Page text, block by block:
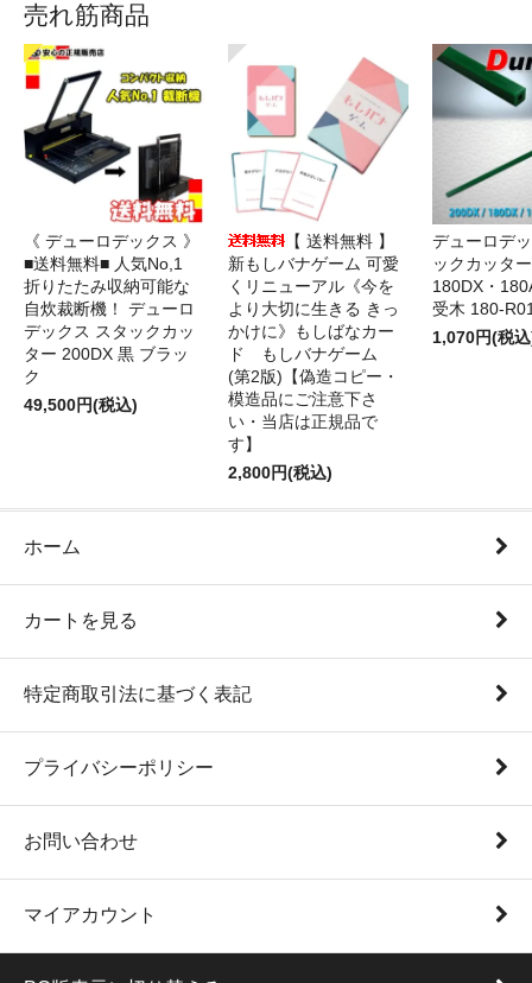
売れ筋商品
《 デューロデックス 》
■送料無料■ 人気No,1
折りたたみ収納可能な
自炊裁断機！ デューロ
デックス スタックカッ
ター 200DX 黒 ブラッ
ク
49,500円(税込)
【 送料無料 】
新もしバナゲーム 可愛
くリニューアル《今を
より大切に生きる きっ
かけに》もしばなカー
ド もしバナゲーム
(第2版)【偽造コピー・
模造品にご注意下さ
い・当店は正規品で
す】
2,800円(税込)
デューロデ
ックカッタ
180DX・
受木 180-
1,070円(税
ホーム
カートを見る
特定商取引法に基づく表記
プライバシーポリシー
お問い合わせ
マイアカウント